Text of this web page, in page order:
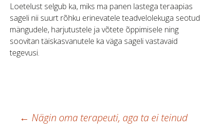
Loetelust selgub ka, miks ma panen lastega teraapias
sageli nii suurt rõhku erinevatele teadvelolekuga seotud
mängudele, harjutustele ja võtete õppimisele ning
soovitan täiskasvanutele ka väga sageli vastavaid
tegevusi.
← Nägin oma terapeuti, aga ta ei teinud